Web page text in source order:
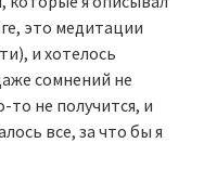
это медитации
и хотелось
сомнений не
то не получится, и
все, за что бы я